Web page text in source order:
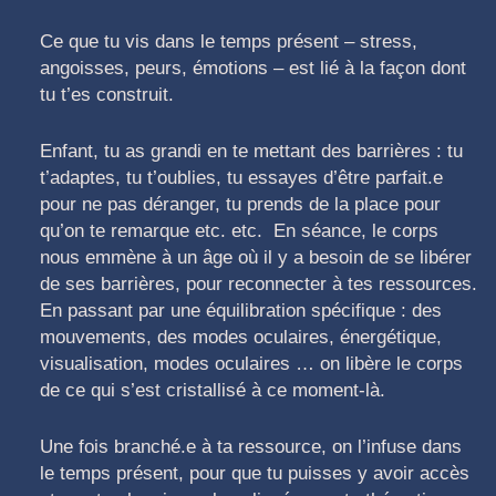
Ce que tu vis dans le temps présent – stress,
angoisses, peurs, émotions – est lié à la façon dont
tu t’es construit.
Enfant, tu as grandi en te mettant des barrières : tu
t’adaptes, tu t’oublies, tu essayes d’être parfait.e
pour ne pas déranger, tu prends de la place pour
qu’on te remarque etc. etc. En séance, le corps
nous emmène à un âge où il y a besoin de se libérer
de ses barrières, pour reconnecter à tes ressources.
En passant par une équilibration spécifique : des
mouvements, des modes oculaires, énergétique,
visualisation, modes oculaires … on libère le corps
de ce qui s’est cristallisé à ce moment-là.
Une fois branché.e à ta ressource, on l’infuse dans
le temps présent, pour que tu puisses y avoir accès